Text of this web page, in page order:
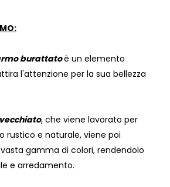
burattatoè un elemento
l'attenzione per la sua bellezza
, che viene lavorato per
rustico e naturale, viene poi
gamma di colori, rendendolo
e arredamento.